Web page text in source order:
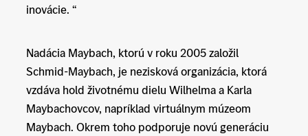
inovácie. “
Nadácia Maybach, ktorú v roku 2005 založil
Schmid-Maybach, je nezisková organizácia, ktorá
vzdáva hold životnému dielu Wilhelma a Karla
Maybachovcov, napríklad virtuálnym múzeom
Maybach. Okrem toho podporuje novú generáciu